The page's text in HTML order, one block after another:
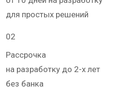
для простых решений
02
Рассрочка
на разработку до 2-х лет
без банка